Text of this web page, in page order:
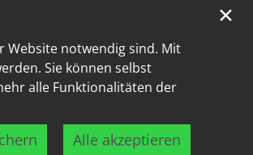
Website notwendig sind. Mit
Sie können selbst
alle Funktionalitäten der
Alle akzeptieren
✕